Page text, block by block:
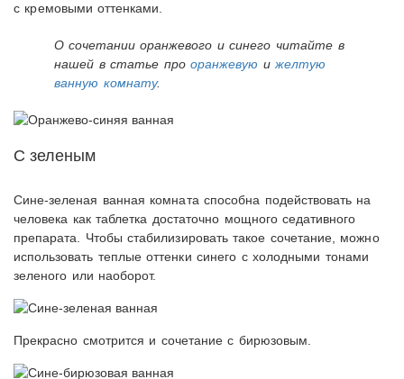
с кремовыми оттенками.
О сочетании оранжевого и синего читайте в
нашей в статье прооранжевую ижелтую
ванную комнату.
С зеленым
Сине-зеленая ванная комната способна подействовать на
человека как таблетка достаточно мощного седативного
препарата. Чтобы стабилизировать такое сочетание, можно
использовать теплые оттенки синего с холодными тонами
зеленого или наоборот.
Прекрасно смотрится и сочетание с бирюзовым.